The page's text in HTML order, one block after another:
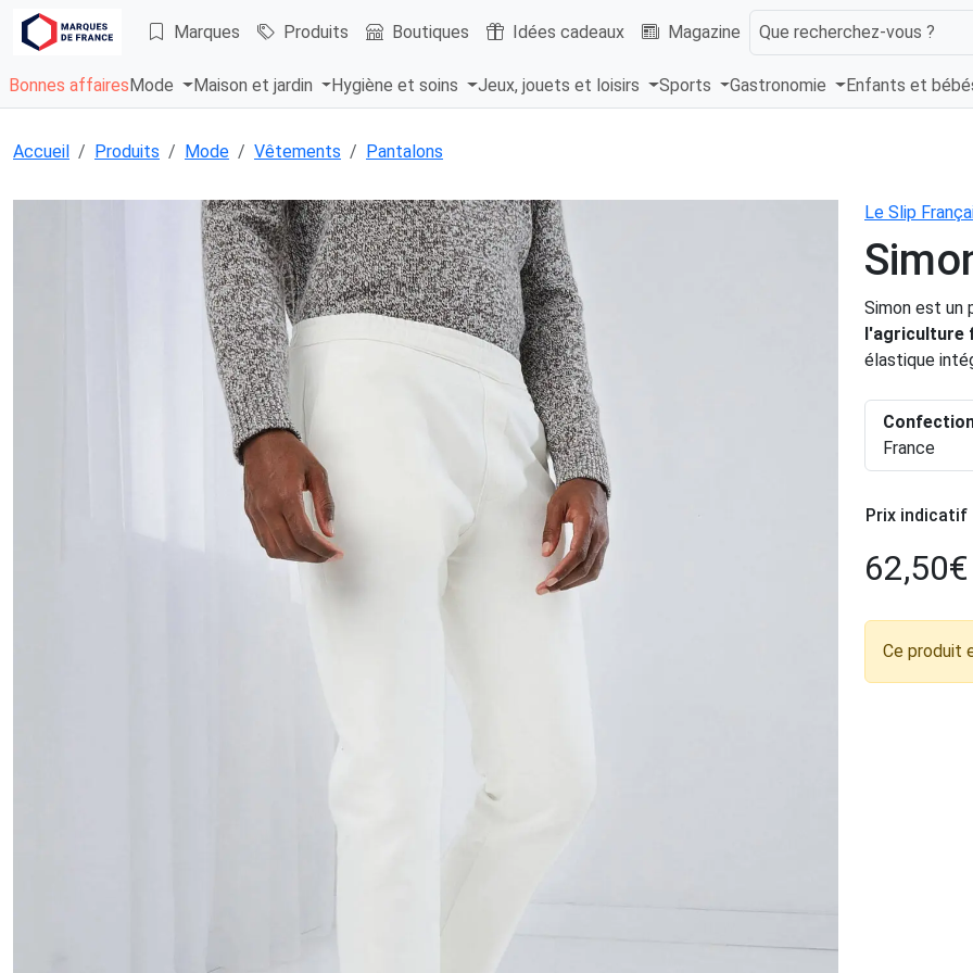
Marques Produits Boutiques Idées cadeaux Magazine Que recherchez-vous ?
Bonnes affaires Mode Maison et jardin Hygiène et soins Jeux, jouets et loisirs Sports Gastronomie Enfants et
Accueil Produits Mode Vêtements Pantalons
Le Slip
Simon est un
l'agriculture
élastique
France
Prix indicatif
62,50€
Ce produit